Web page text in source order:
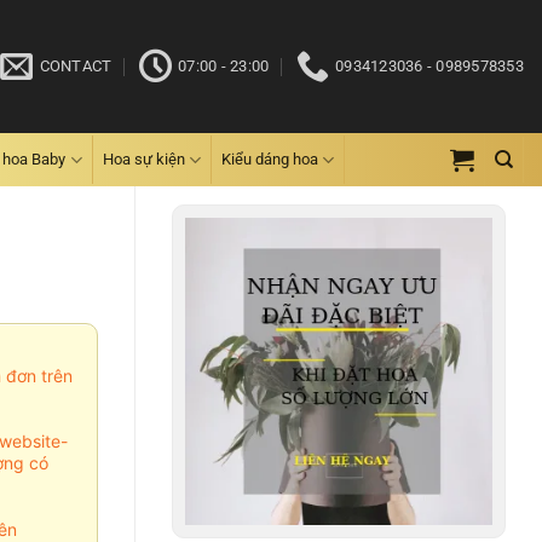
CONTACT 07:00 - 23:00 0934123036 - 0989578353
hoa Baby Hoa sự kiện Kiểu dáng hoa
đơn trên
có